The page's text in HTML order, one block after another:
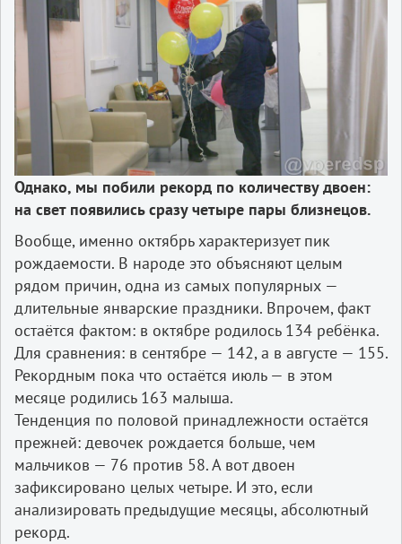
Однако, мы побили рекорд по количеству двоен:
на свет появились сразу четыре пары близнецов.
Вообще, именно октябрь характеризует пик
рождаемости. В народе это объясняют целым
рядом причин, одна из самых популярных —
длительные январские праздники. Впрочем, факт
остаётся фактом: в октябре родилось 134 ребёнка.
Для сравнения: в сентябре — 142, а в августе — 155.
Рекордным пока что остаётся июль — в этом
месяце родились 163 малыша.
Тенденция по половой принадлежности остаётся
прежней: девочек рождается больше, чем
мальчиков — 76 против 58. А вот двоен
зафиксировано целых четыре. И это, если
анализировать предыдущие месяцы, абсолютный
рекорд.